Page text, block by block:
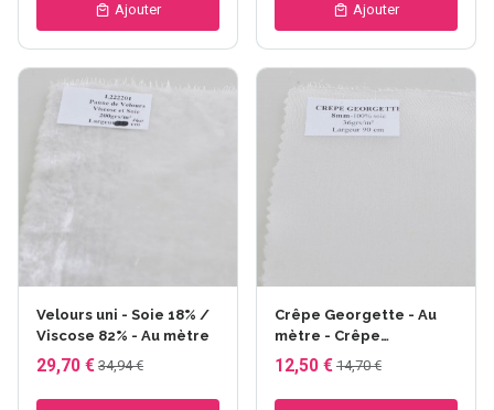
Ajouter Ajouter
Velours uni - Soie 18% /
Viscose 82% - Au mètre
29,70 € 34,94 €
Crêpe Georgette - Au
mètre - Crêpe
georgette 8 mm - larg.
90cm - 36gr/m²
12,50 € 14,70 €